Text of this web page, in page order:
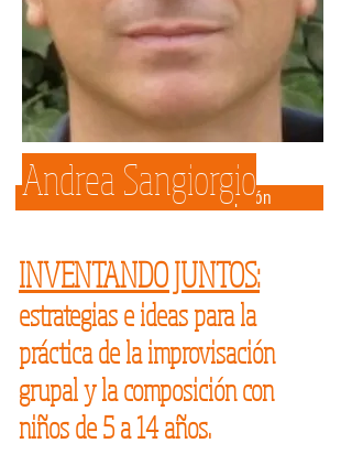
Más información e inscripción
Andrea Sangiorgio
INVENTANDO JUNTOS:
estrategias e ideas para la
práctica de la improvisación
grupal y la composición con
niños de 5 a 14 años.